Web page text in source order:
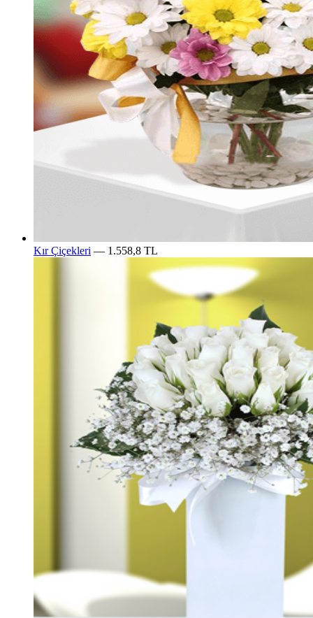
Kır Çiçekleri — 1.558,8 TL